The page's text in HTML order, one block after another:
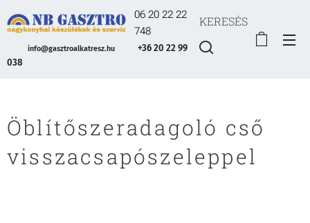
06 20 22 22
748
info@gasztroalkatresz.hu
+36 20 22 99
038
KERESÉS
Öblítőszeradagoló cső
visszacsapószeleppel